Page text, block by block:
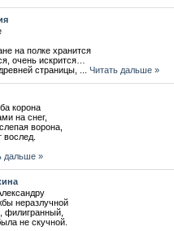
на полке хранится
очень искрится…
страницы,
Читать дальше »
корона
на снег,
ворона,
вослед.
дальше »
неразлучной
филигранный,
не скучной.